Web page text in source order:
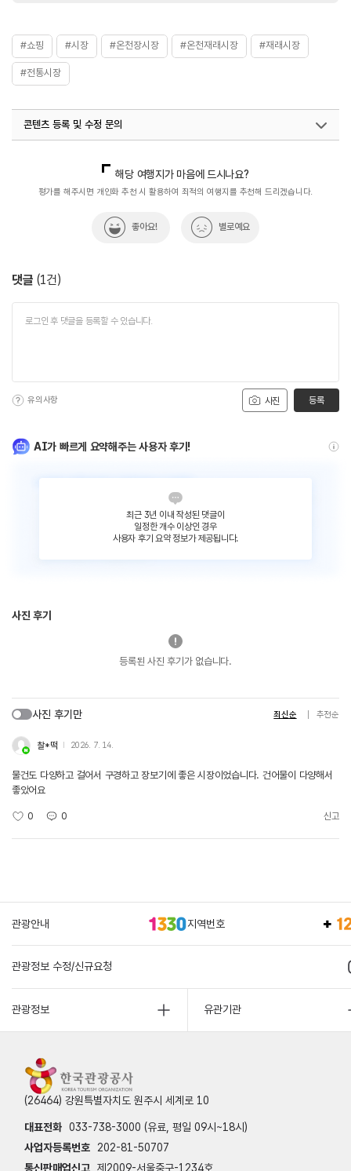
#쇼핑 #시장 #온천장시장 #온천재래시장 #재래시장
#전통시장
콘텐츠 등록 및 수정 문의
해당 여행지가 마음에 드시나요?
평가를 해주시면 개인화 추천 시 활용하여 최적의 여행지를 추천해 드리겠습니다.
좋아요! 별로예요
댓글 (1건)
사진
유의사항 등록
AI가 빠르게 요약해주는 사용자 후기!
최근 3년 이내 작성된 댓글이
일정한 개수 이상인 경우
사용자 후기 요약 정보가 제공됩니다.
사진 후기
등록된 사진 후기가 없습니다.
사진 후기만 최신순 추천순
찰*떡 2026. 7. 14.
물건도 다양하고 걸어서 구경하고 장보기에 좋은 시장이었습니다. 건어물이 다양해서
좋았어요
0 0 신고
관광안내 지역번호
관광정보 수정/신규요청
관광정보 유관기관
(26464) 강원특별자치도 원주시 세계로 10
대표전화 033-738-3000 (유료, 평일 09시~18시)
사업자등록번호
202-81-50707
통신판매업신고 제2009-서울중구-1234호